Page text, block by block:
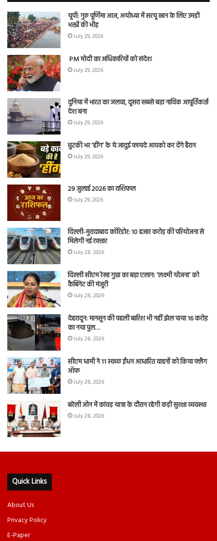
यूपी: गुरु पूर्णिमा आज, अयोध्या में सरयू स्नान के लिए उमड़ी
भक्तों की भीड़
July 29, 2026
PM मोदी का अधिकारियों को संदेश
July 29, 2026
दुनिया में भारत का जलवा, दूसरा सबसे बड़ा नाविक आपूर्तिकर्ता
देश बना
July 29, 2026
चुटकी भर ‘हींग’ के ये जादुई फायदे आपको कर देंगे हैरान
July 29, 2026
29 जुलाई 2026 का राशिफल
July 29, 2026
दिल्ली-मुरादाबाद कॉरिडोर: 10 हजार करोड़ की परियोजना से
मिलेगी नई रफ्तार
July 28, 2026
दिल्ली सीएम रेखा गुप्ता का बड़ा एलान: ‘लक्ष्मी योजना’ को
कैबिनेट की मंजूरी
July 28, 2026
देहरादून: मानसून की पहली बारिश भी नहीं झेल पाया 16 करोड़
का नया पुल…
July 28, 2026
सीएम धामी ने 11 स्वच्छ ईंधन आधारित वाहनों को किया फ्लैग
ऑफ
July 28, 2026
बरेली जोन में कांवड़ यात्रा के दौरान रहेगी कड़ी सुरक्षा व्यवस्था
July 28, 2026
Quick Links
About Us
Privacy Policy
E-Paper